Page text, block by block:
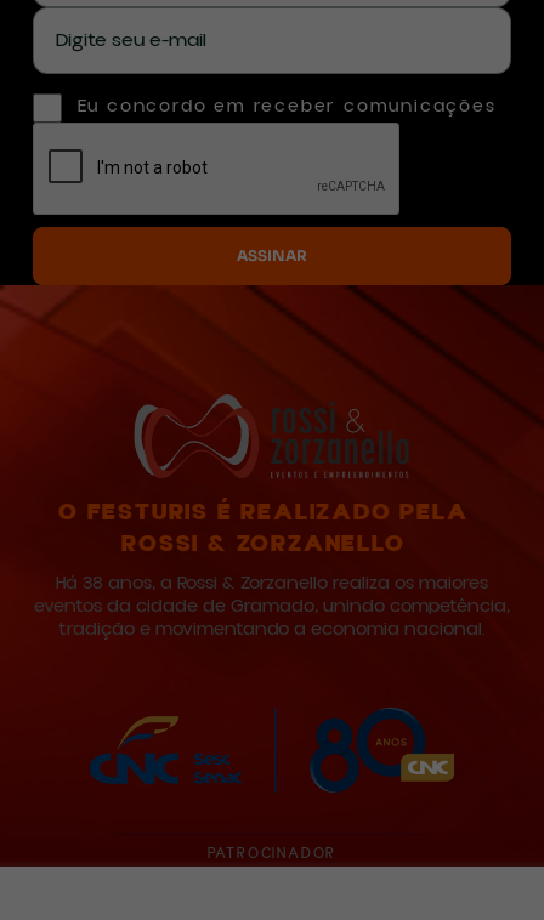
Eu concordo em receber comunicações
O FESTURIS É REALIZADO PELA
ROSSI & ZORZANELLO
Há 38 anos, a Rossi & Zorzanello realiza os maiores
eventos da cidade de Gramado, unindo competência,
tradição e movimentando a economia nacional.
PATROCINADOR